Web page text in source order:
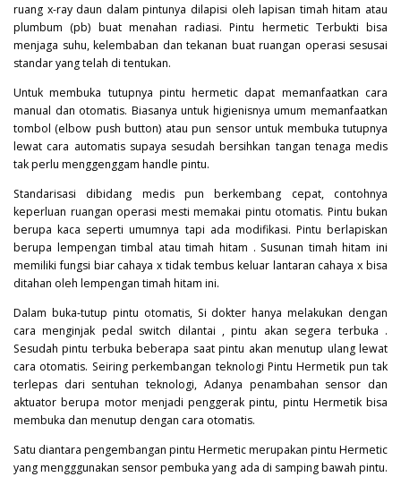
ruang x-ray daun dalam pintunya dilapisi oleh lapisan timah hitam atau
plumbum (pb) buat menahan radiasi. Pintu hermetic Terbukti bisa
menjaga suhu, kelembaban dan tekanan buat ruangan operasi sesusai
standar yang telah di tentukan.
Untuk membuka tutupnya pintu hermetic dapat memanfaatkan cara
manual dan otomatis. Biasanya untuk higienisnya umum memanfaatkan
tombol (elbow push button) atau pun sensor untuk membuka tutupnya
lewat cara automatis supaya sesudah bersihkan tangan tenaga medis
tak perlu menggenggam handle pintu.
Standarisasi dibidang medis pun berkembang cepat, contohnya
keperluan ruangan operasi mesti memakai pintu otomatis. Pintu bukan
berupa kaca seperti umumnya tapi ada modifikasi. Pintu berlapiskan
berupa lempengan timbal atau timah hitam . Susunan timah hitam ini
memiliki fungsi biar cahaya x tidak tembus keluar lantaran cahaya x bisa
ditahan oleh lempengan timah hitam ini.
Dalam buka-tutup pintu otomatis, Si dokter hanya melakukan dengan
cara menginjak pedal switch dilantai , pintu akan segera terbuka .
Sesudah pintu terbuka beberapa saat pintu akan menutup ulang lewat
cara otomatis. Seiring perkembangan teknologi Pintu Hermetik pun tak
terlepas dari sentuhan teknologi, Adanya penambahan sensor dan
aktuator berupa motor menjadi penggerak pintu, pintu Hermetik bisa
membuka dan menutup dengan cara otomatis.
Satu diantara pengembangan pintu Hermetic merupakan pintu Hermetic
yang mengggunakan sensor pembuka yang ada di samping bawah pintu.